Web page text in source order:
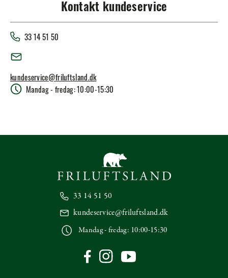
Kontakt kundeservice
33 14 51 50
kundeservice@friluftsland.dk
Mandag - fredag: 10:00-15:30
33 14 51 50
kundeservice@friluftsland.dk
Mandag - fredag: 10:00-15:30